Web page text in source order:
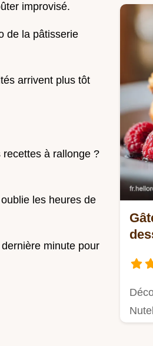
improvisé.
de la pâtisserie
arrivent plus tôt
à rallonge ?
les heures de
minute pour